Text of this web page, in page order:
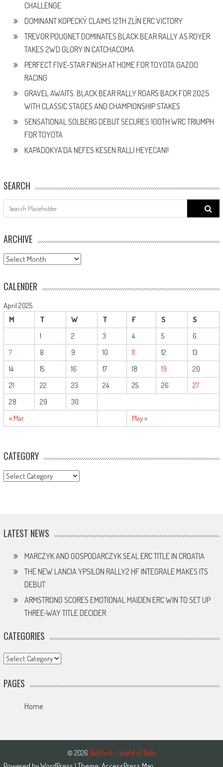
CHALLENGE
DOMINANT KOPECKÝ CLAIMS 12TH ZLÍN ERC VICTORY
TREVOR POUGNET DOMINATES BLACK BEAR RALLY AS ROYER
TAKES 2WD GLORY IN CATCHACOMA
PERFECT FIVE-STAR FINISH AT HOME FOR TOYOTA GAZOO
RACING
GRAVEL AWAITS: BLACK BEAR RALLY ROARS BACK FOR 2025
WITH CLASSIC STAGES AND CHAMPIONSHIP STAKES
SENSATIONAL SOLBERG DEBUT SECURES 100TH WRC TRIUMPH
FOR TOYOTA
KAPADOKYA’DA NEFES KESEN RALLİ HEYECANI!
SEARCH
Search
for:
ARCHIVE
ARCHIVE
CALENDER
April 2025
M
T W T F S S
« Mar May »
1 2 3 4 5
6
7
8 9 10 11 12
13
14
15 16 17 18 19
20
21
22 23 24 25 26
27
28
29 30
CATEGORY
CATEGORY
LATEST NEWS
MARCZYK AND GOSPODARCZYK SEAL ERC TITLE IN CROATIA
THE NEW LANCIA YPSILON RALLY2 HF INTEGRALE MAKES ITS
DEBUT
ARMSTRONG SCORES EMOTIONAL MAIDEN ERC WIN TO SET UP
THREE-WAY TITLE DECIDER
CATEGORIES
Categories
PAGES
Home
© 2026 RalliTurk - World of Rally